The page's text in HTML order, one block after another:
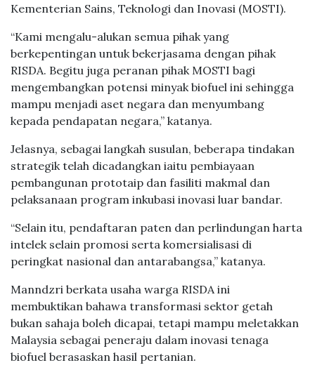
Kementerian Sains, Teknologi dan Inovasi (MOSTI).
“Kami mengalu-alukan semua pihak yang
berkepentingan untuk bekerjasama dengan pihak
RISDA. Begitu juga peranan pihak MOSTI bagi
mengembangkan potensi minyak biofuel ini sehingga
mampu menjadi aset negara dan menyumbang
kepada pendapatan negara,” katanya.
Jelasnya, sebagai langkah susulan, beberapa tindakan
strategik telah dicadangkan iaitu pembiayaan
pembangunan prototaip dan fasiliti makmal dan
pelaksanaan program inkubasi inovasi luar bandar.
“Selain itu, pendaftaran paten dan perlindungan harta
intelek selain promosi serta komersialisasi di
peringkat nasional dan antarabangsa,” katanya.
Manndzri berkata usaha warga RISDA ini
membuktikan bahawa transformasi sektor getah
bukan sahaja boleh dicapai, tetapi mampu meletakkan
Malaysia sebagai peneraju dalam inovasi tenaga
biofuel berasaskan hasil pertanian.